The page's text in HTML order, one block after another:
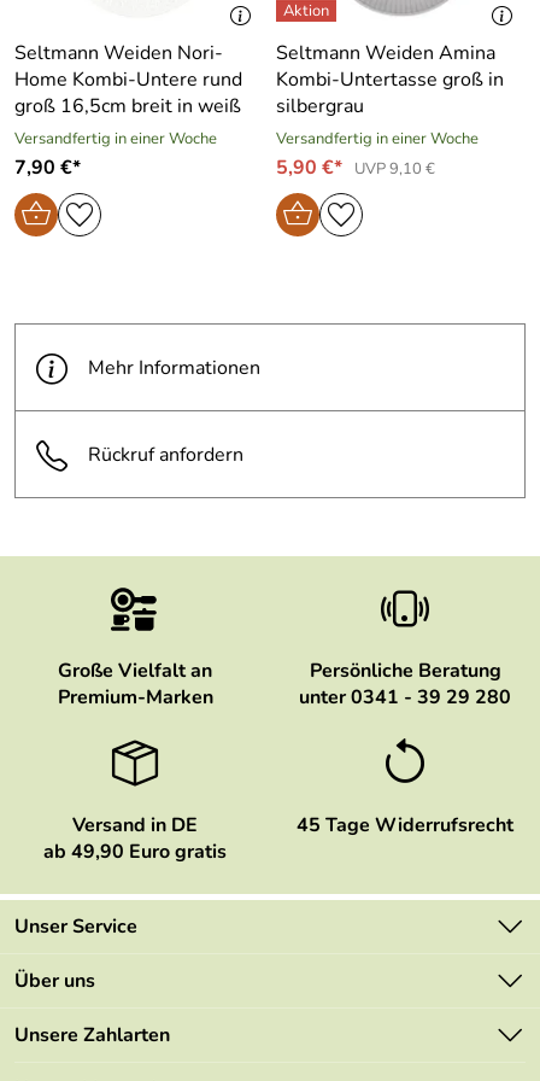
51, 07819 Triptis, info@eschenbachporzellan.com
Seltmann Weiden Nori-
Home Kombi-Untere rund
groß 16,5cm breit in weiß
Versandfertig in einer Woche
7,90 €*
Seltmann Weiden Amina
Kombi-Untertasse groß in
silbergrau
Versandfertig in einer Woche
5,90 €* UVP 9,10 €
Mehr Informationen
Rückruf anfordern
Große Vielfalt an
Premium-Marken
Persönliche Beratung
unter 0341 - 39 29 280
Versand in DE
ab 49,90 Euro gratis
45 Tage Widerrufsrecht
Unser Service
Kontakt
Mehrwertsteuerfrei
Über uns
Marken
Unsere Zahlarten